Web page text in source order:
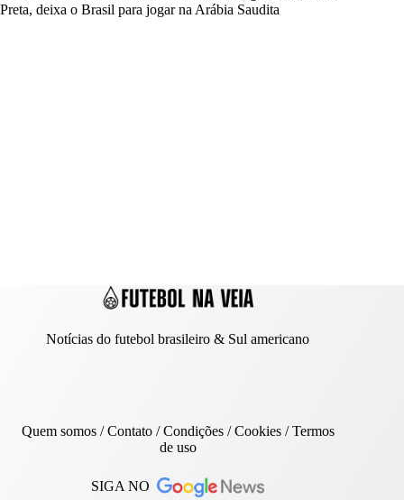
Preta, deixa o Brasil para jogar na Arábia Saudita
Notícias do futebol brasileiro & Sul americano
Quem somos/Contato/ Condições /Cookies/Termos
de uso
SIGA NO